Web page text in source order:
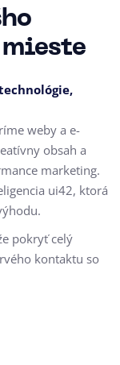
weby a e-
obsah a
marketing.
ui42, ktorá
pokryť celý
kontaktu so